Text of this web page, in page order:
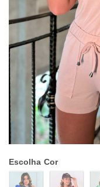
Escolha Cor